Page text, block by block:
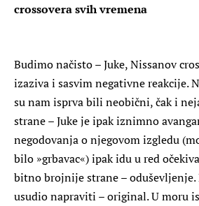
crossovera svih vremena
Budimo načisto – Juke, Nissanov
izaziva i sasvim negativne reakcije.
su nam isprva bili neobični, čak i
strane – Juke je ipak iznimno
negodovanja o njegovom izgledu
bilo »grbavac«) ipak idu u red
bitno brojnije strane – oduševljenje.
usudio napraviti – original. U moru